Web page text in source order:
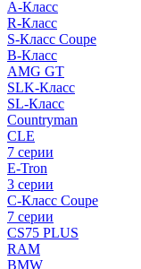
A-Класс
R-Класс
S-Класс Сoupe
B-Класс
AMG GT
SLK-Класс
SL-Класс
Countryman
CLE
7 серии
E-Tron
3 серии
C-Класс Coupe
7 серии
CS75 PLUS
RAM
BMW